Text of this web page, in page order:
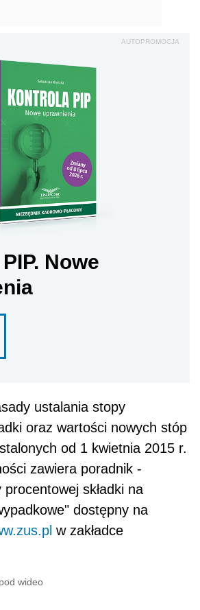
AUTOPROMOCJA
Nowe
ustalania stopy
oraz wartości nowych stóp
od 1 kwietnia 2015 r.
zawiera poradnik -
składki na
dostępny na
w zakładce
wideo